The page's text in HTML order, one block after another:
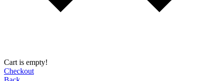
Cart is empty!
Checkout